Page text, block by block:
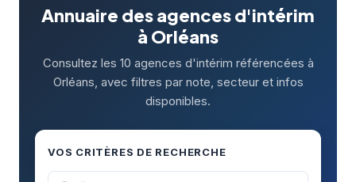
Annuaire des agences d'intérim
à Orléans
Consultez les 10 agences d'intérim référencées à
Orléans, avec filtres par note, secteur et infos
disponibles.
VOS CRITÈRES DE RECHERCHE